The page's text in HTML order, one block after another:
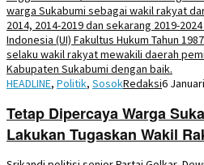
HEADLINE, Politik, SosokRedaksi6
Tetap Dipercaya Warga
Lakukan Tugaskan Wakil